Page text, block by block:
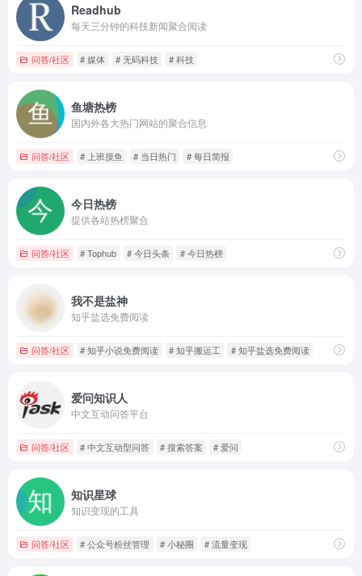
Readhub
每天三分钟的科技新闻聚合阅读
问答/社区 # 媒体 # 无码科技 # 科技
鱼塘热榜
国内外各大热门网站的聚合信息
问答/社区 # 上班摸鱼 # 当日热门 # 每日简报
今日热榜
提供各站热榜聚合
问答/社区 # Tophub # 今日头条 # 今日热榜
我不是盐神
知乎盐选免费阅读
问答/社区 # 知乎小说免费阅读 # 知乎搬运工 # 知乎盐选免费阅读
爱问知识人
中文互动问答平台
问答/社区 # 中文互动型问答 # 搜索答案 # 爱问
知识星球
知识变现的工具
问答/社区 # 公众号粉丝管理 # 小秘圈 # 流量变现